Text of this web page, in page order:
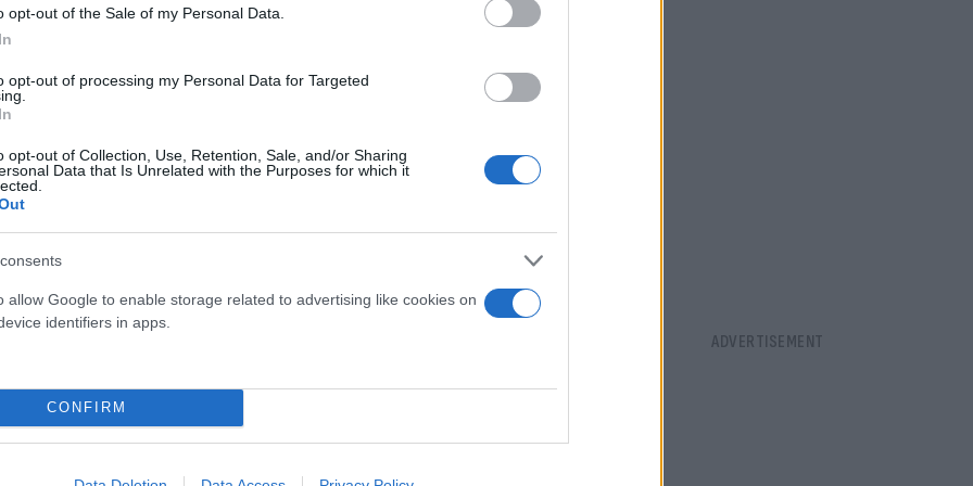
opt-out of the Sale of my Personal Data.
opt-out of processing my Personal Data for Targeted
opt-out of Collection, Use, Retention, Sale, and/or Sharing
Data that Is Unrelated with the Purposes for which it
allow Google to enable storage related to advertising like cookies on
identifiers in apps.
CONFIRM
τελευταία φορά που οι Ισραηλινές μυστικές υπηρεσίες
πολλές απώλειες – ήταν πριν από 50 χρόνια και μάλιστα
στο Ισραήλ στο Γιομ Κιπούρ.
και έληξε μετά από διαπραγμάτευση της Αιγύπτου με
με ενδιάμεσους, όπως η Αίγυπτος – θα χρειαστεί και
θα πρέπει να βρει τρόπο να απελευθερώσει τους 150